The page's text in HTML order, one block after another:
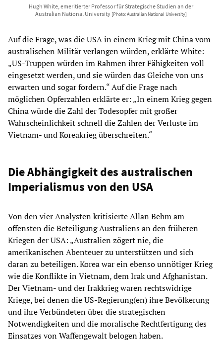
Hugh White, emeritierter Professor für Strategische Studien an der
Australian National University [Photo: Australian National University]
Auf die Frage, was die USA in einem Krieg mit China vom
australischen Militär verlangen würden, erklärte White:
„US-Truppen würden im Rahmen ihrer Fähigkeiten voll
eingesetzt werden, und sie würden das Gleiche von uns
erwarten und sogar fordern.“ Auf die Frage nach
möglichen Opferzahlen erklärte er: „In einem Krieg gegen
China würde die Zahl der Todesopfer mit großer
Wahrscheinlichkeit schnell die Zahlen der Verluste im
Vietnam- und Koreakrieg überschreiten.“
Die Abhängigkeit des australischen
Imperialismus von den USA
Von den vier Analysten kritisierte Allan Behm am
offensten die Beteiligung Australiens an den früheren
Kriegen der USA: „Australien zögert nie, die
amerikanischen Abenteuer zu unterstützen und sich
daran zu beteiligen. Korea war ein ebenso unnötiger Krieg
wie die Konflikte in Vietnam, dem Irak und Afghanistan.
Der Vietnam- und der Irakkrieg waren rechtswidrige
Kriege, bei denen die US-Regierung(en) ihre Bevölkerung
und ihre Verbündeten über die strategischen
Notwendigkeiten und die moralische Rechtfertigung des
Einsatzes von Waffengewalt belogen haben.